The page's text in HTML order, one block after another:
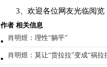
3、欢迎各位网友光临阅览
作者 相关信息
肖明煜：理性“躺平”
肖明煜：莫让“货拉拉”变成“祸拉